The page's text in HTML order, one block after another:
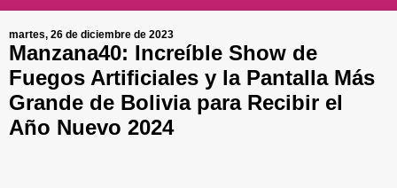
martes, 26 de diciembre de 2023
Manzana40: Increíble Show de
Fuegos Artificiales y la Pantalla Más
Grande de Bolivia para Recibir el
Año Nuevo 2024